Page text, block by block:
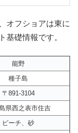
オフショアは東に
基礎情報です。
能野
種子島
〒891-3104
県西之表市住吉
ビーチ、砂